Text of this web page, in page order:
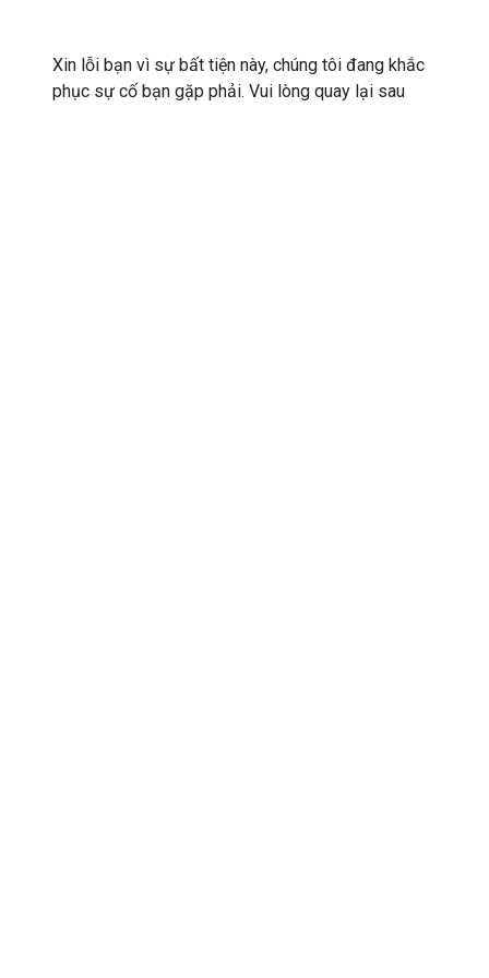
Xin lỗi bạn vì sự bất tiện này, chúng tôi đang khắc
phục sự cố bạn gặp phải. Vui lòng quay lại sau